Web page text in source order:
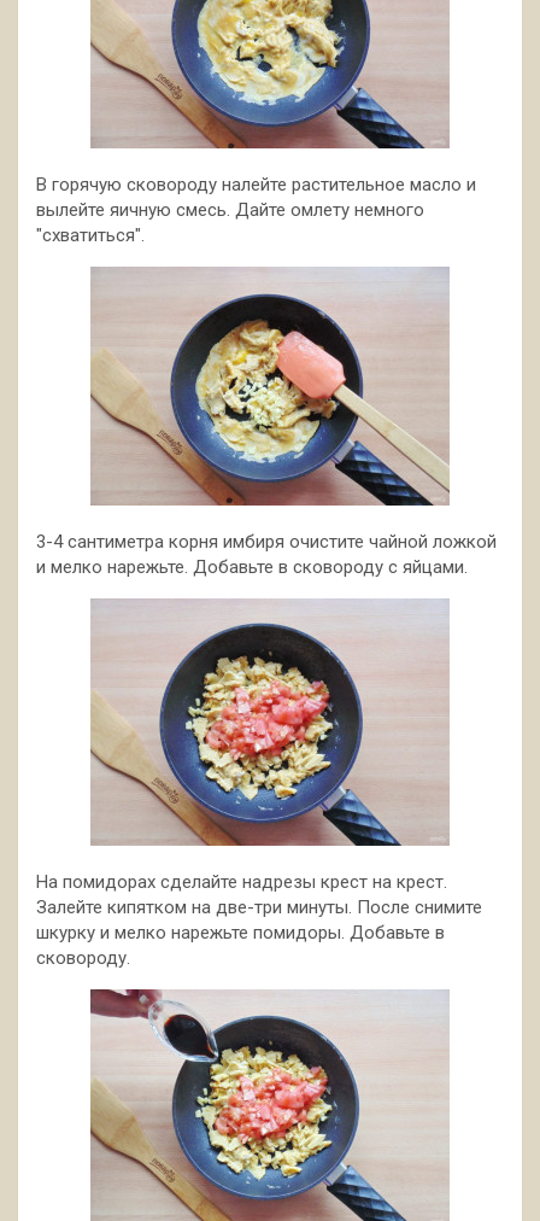
В горячую сковороду налейте растительное масло и
вылейте яичную смесь. Дайте омлету немного
"схватиться".
3-4 сантиметра корня имбиря очистите чайной ложкой
и мелко нарежьте. Добавьте в сковороду с яйцами.
На помидорах сделайте надрезы крест на крест.
Залейте кипятком на две-три минуты. После снимите
шкурку и мелко нарежьте помидоры. Добавьте в
сковороду.